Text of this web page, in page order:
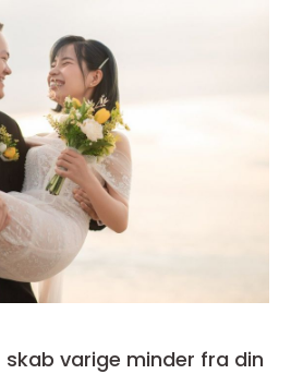
varige minder fra din